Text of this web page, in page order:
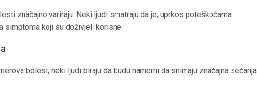
značajno variraju. Neki ljudi smatraju da je, uprkos poteškoćama
simptoma koji su doživjeli korisne.
bolest, neki ljudi biraju da budu namerni da snimaju značajna sećanja